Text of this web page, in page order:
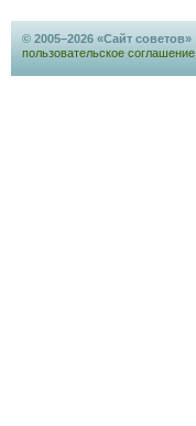
© 2005–2026 «Сайт советов»
пользовательское соглашение